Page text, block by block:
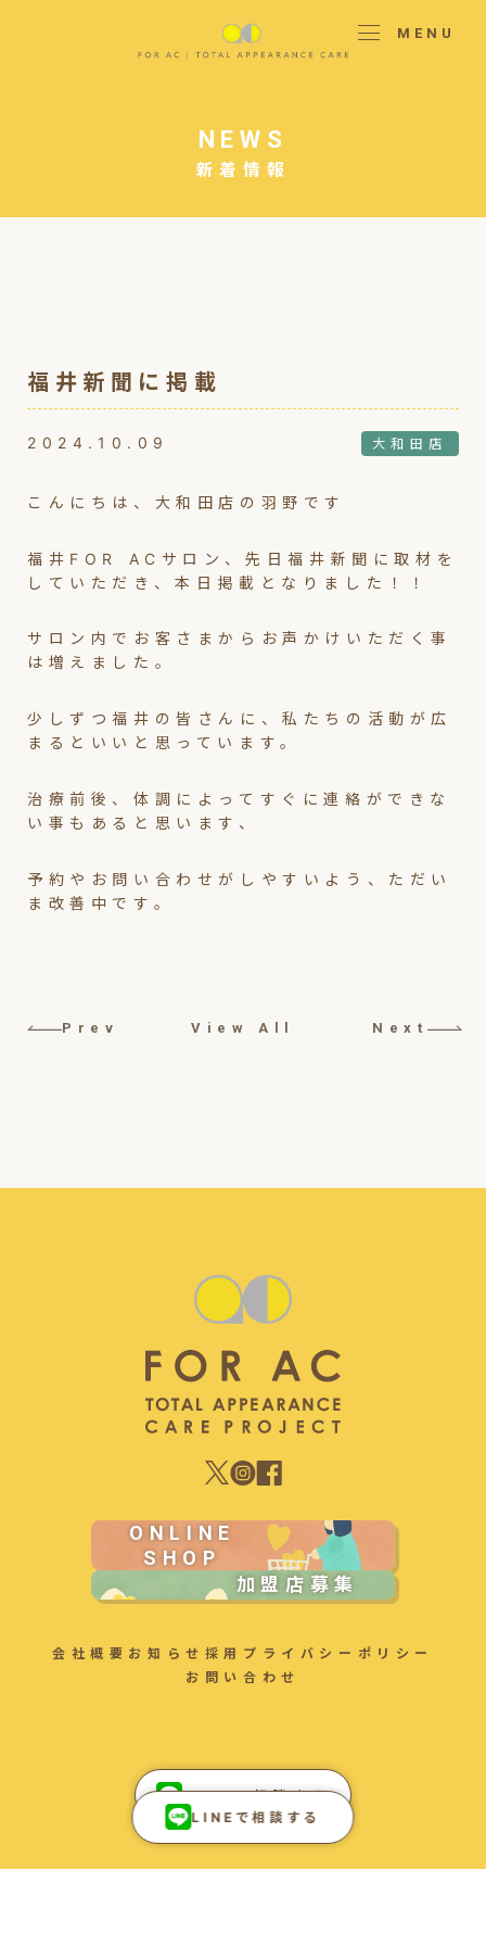
MENU
LINEで相談する
新着情報
NEWS
福井新聞に掲載
2024.10.09 大和田店
こんにちは、大和田店の羽野です
福井FOR ACサロン、先日福井新聞に取材を
していただき、本日掲載となりました！！
サロン内でお客さまからお声かけいただく事
は増えました。
少しずつ福井の皆さんに、私たちの活動が広
まるといいと思っています。
治療前後、体調によってすぐに連絡ができな
い事もあると思います、
予約やお問い合わせがしやすいよう、ただい
ま改善中です。
Prev View All Next
ONLINE
SHOP
加盟店募集
会社概要 お知らせ 採用 プライバシーポリシー
お問い合わせ
LINEで相談する